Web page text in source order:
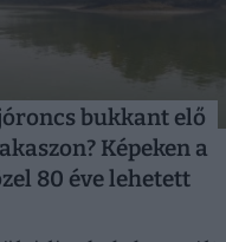
bukkant elő
Képeken a
80 éve lehetett